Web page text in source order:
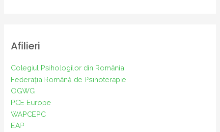
Afilieri
Colegiul Psihologilor din România
Federația Română de Psihoterapie
OGWG
PCE Europe
WAPCEPC
EAP